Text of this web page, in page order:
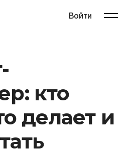
Войти
кто
делает и